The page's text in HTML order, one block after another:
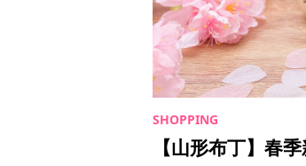
【山形布丁】春